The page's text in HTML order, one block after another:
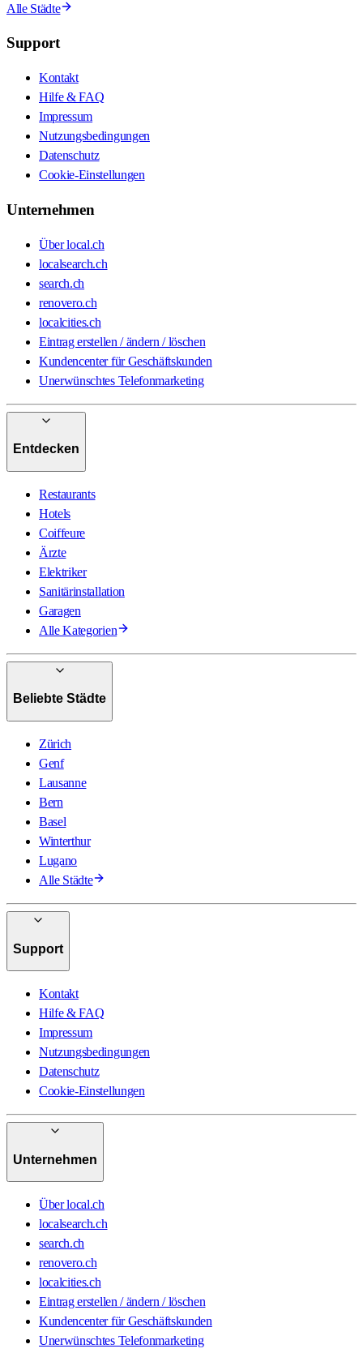
Alle Städte
Support
Kontakt
Hilfe & FAQ
Impressum
Nutzungsbedingungen
Datenschutz
Cookie-Einstellungen
Unternehmen
Über local.ch
localsearch.ch
search.ch
renovero.ch
localcities.ch
Eintrag erstellen / ändern / löschen
Kundencenter für Geschäftskunden
Unerwünschtes Telefonmarketing
Entdecken
Restaurants
Hotels
Coiffeure
Ärzte
Elektriker
Sanitärinstallation
Garagen
Alle Kategorien
Beliebte Städte
Zürich
Genf
Lausanne
Bern
Basel
Winterthur
Lugano
Alle Städte
Support
Kontakt
Hilfe & FAQ
Impressum
Nutzungsbedingungen
Datenschutz
Cookie-Einstellungen
Unternehmen
Über local.ch
localsearch.ch
search.ch
renovero.ch
localcities.ch
Eintrag erstellen / ändern / löschen
Kundencenter für Geschäftskunden
Unerwünschtes Telefonmarketing